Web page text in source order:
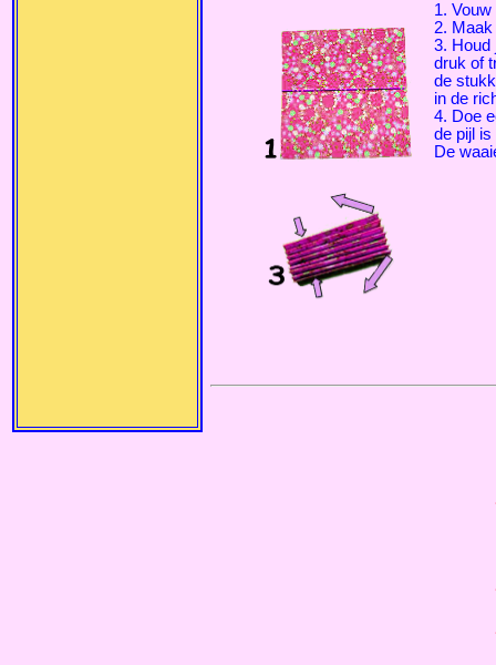
1.
2.
3. Houd
druk of
de
in de
4. Doe
de pijl is
De